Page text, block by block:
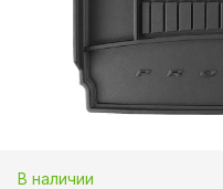
В наличии